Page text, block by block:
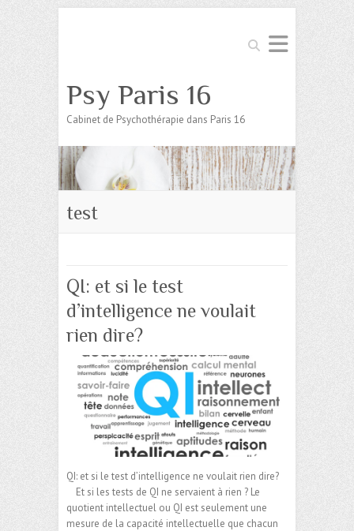
Search
Psy Paris 16
Cabinet de Psychothérapie dans Paris 16
test
QI: et si le test
d’intelligence ne voulait
rien dire?
QI: et si le test d’intelligence ne voulait rien dire?
Et si les tests de QI ne servaient à rien ? Le
quotient intellectuel ou QI est seulement une
mesure de la capacité intellectuelle que chacun